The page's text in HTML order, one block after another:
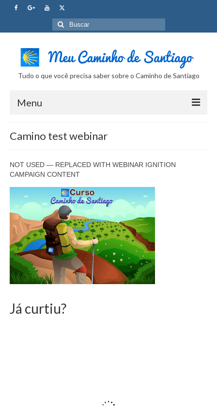
Buscar
por:
Tudo o que você precisa saber sobre o Caminho de Santiago
Menu
Internet no Caminho
SUPER Dicas
Camera Fotografica
Curiosidades no Caminho
Celular no Caminho
Tecnologia
Historias de Peregrinos
Camino test webinar
NOT USED — REPLACED WITH WEBINAR IGNITION
CAMPAIGN CONTENT
Já curtiu?